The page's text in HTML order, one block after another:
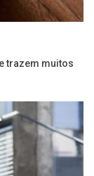
trazem muitos